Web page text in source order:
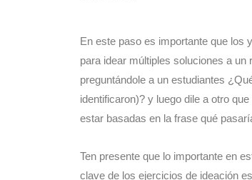
En este paso es importante que los
para idear múltiples soluciones a
preguntándole a un estudiantes
identificaron)? y luego dile a otro
estar basadas en la frase qué
Ten presente que lo importante en
clave de los ejercicios de ideación